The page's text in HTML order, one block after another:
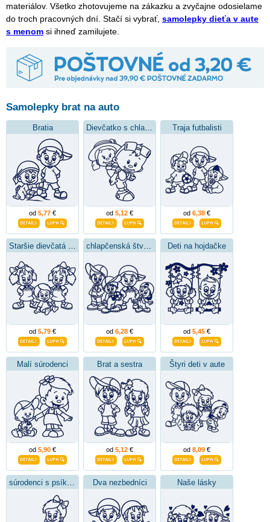
materiálov. Všetko zhotovujeme na zákazku a zvyčajne odosielame
do troch pracovných dní. Stačí si vybrať, samolepky dieťa v aute
s menom si ihneď zamilujete.
Samolepky brat na auto
Bratia
od 5,77 € od 5,12 €
Traja futbalisti
od 6,38 €
od 5,79 € od 6,28 €
Deti na hojdačke
od 5,45 €
Malí súrodenci
od 5,90 €
Brat a sestra
od 5,12 €
Štyri deti v aute
od 8,09 €
Dva nezbedníci Naše lásky